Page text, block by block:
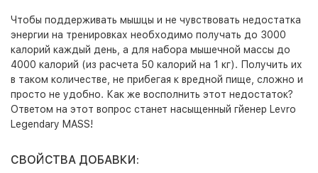
Чтобы поддерживать мышцы и не чувствовать недостатка
энергии на тренировках необходимо получать до 3000
калорий каждый день, а для набора мышечной массы до
4000 калорий (из расчета 50 калорий на 1 кг). Получить их
в таком количестве, не прибегая к вредной пище, сложно и
просто не удобно. Как же восполнить этот недостаток?
Ответом на этот вопрос станет насыщенный гйенер Levro
Legendary MASS!
СВОЙСТВА ДОБАВКИ: